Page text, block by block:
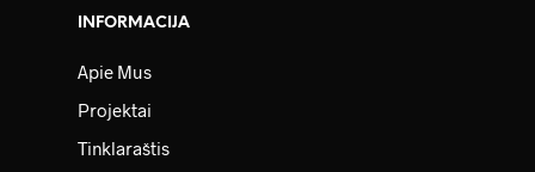
INFORMACIJA
Apie Mus
Projektai
Tinklaraštis